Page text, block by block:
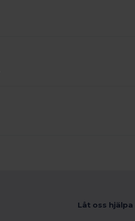
Låt oss hjälpa